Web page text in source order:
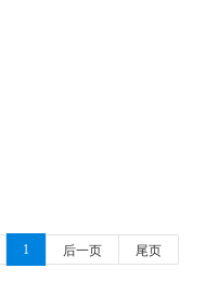
1 后一页 尾页